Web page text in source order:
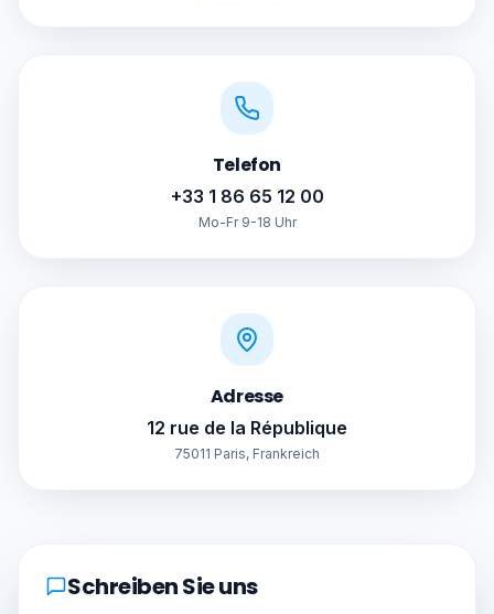
Telefon
+33 1 86 65 12 00
Mo-Fr 9-18 Uhr
Adresse
12 rue de la République
75011 Paris, Frankreich
Schreiben Sie uns